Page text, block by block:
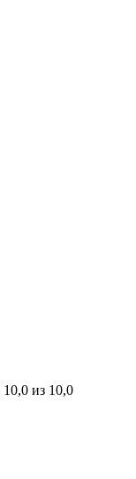
10,0 из 10,0